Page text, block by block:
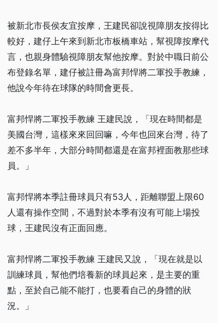
被新北市長侯友宜按摩，王建民卻說視障朋友按得比
較好，建仔上午來到新北市板橋車站，幫視障按摩代
言，也親身體驗視障朋友幫他按摩。對於中職日前公
布登錄名單，建仔被註冊為富邦悍將二軍投手教練，
他說今年待在球隊的時間會更長。
富邦悍將二軍投手教練 王建民說，「現在時間都是
美國台灣，這樣來來回回嘛，今年也回來台灣，待了
差不多半年，大部分時間都還是在富邦裡面教那些球
員。」
富邦悍將本季註冊球員只有53人，距離聯盟上限60
人還有操作空間，不過對於本季有沒有可能上場投
球，王建民沒有正面回應。
富邦悍將二軍投手教練 王建民又說，「現在就是以
訓練球員，幫他們培養新的球員起來，是主要的重
點，至於自己能不能打，也要看自己的身體的狀
況。」